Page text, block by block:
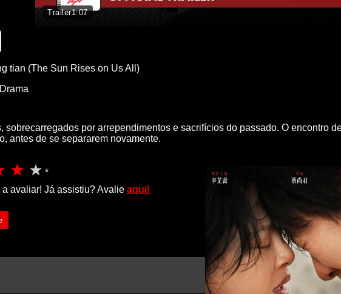
Trailer1:07
tian (The Sun Rises on Us All)
Drama
sobrecarregados por arrependimentos e sacrifícios do passado. O encontro
antes de se separarem novamente.
*
avaliar! Já assistiu? Avalie aqui!